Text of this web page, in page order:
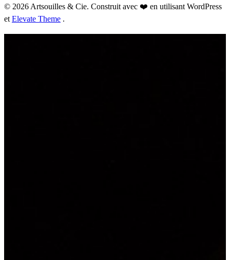
© 2026 Artsouilles & Cie. Construit avec ❤️ en utilisant WordPress
et Elevate Theme .